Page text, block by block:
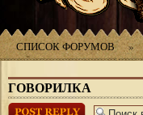
СПИСОК ФОРУМОВ »
ГОВОРИЛКА
Ответить